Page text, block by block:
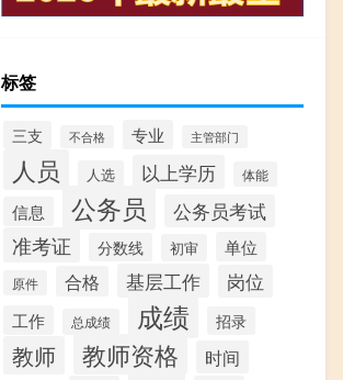
标签
三支 不合格 专业 主管部门
人员 人选 以上学历 体能
信息 公务员 公务员考试
准考证 分数线 初审 单位
原件 合格 基层工作 岗位
工作 总成绩 成绩 招录
教师 教师资格 时间